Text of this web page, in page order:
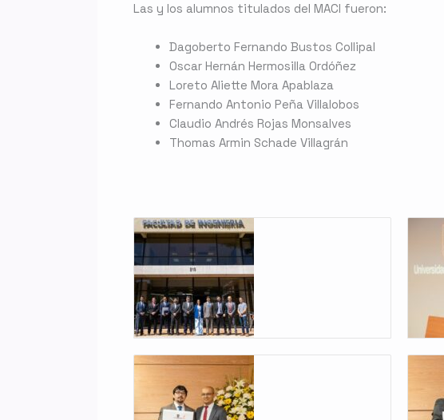
Las y los alumnos titulados del MACI fueron:
Dagoberto Fernando Bustos Collipal
Oscar Hernán Hermosilla Ordóñez
Loreto Aliette Mora Apablaza
Fernando Antonio Peña Villalobos
Claudio Andrés Rojas Monsalves
Thomas Armin Schade Villagrán